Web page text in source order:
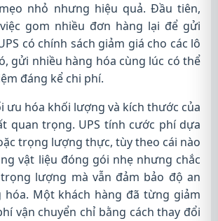
nhỏ nhưng hiệu quả. Đầu tiên,
gom nhiều đơn hàng lại để gửi
có chính sách giảm giá cho các lô
gửi nhiều hàng hóa cùng lúc có thể
đáng kể chi phí.
ưu hóa khối lượng và kích thước của
quan trọng. UPS tính cước phí dựa
trọng lượng thực, tùy theo cái nào
vật liệu đóng gói nhẹ nhưng chắc
lượng mà vẫn đảm bảo độ an
hóa. Một khách hàng đã từng giảm
vận chuyển chỉ bằng cách thay đổi